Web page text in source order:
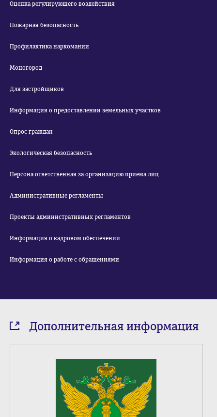
Оценка регулирующего воздействия
Пожарная безопасность
Профилактика наркомании
Моногород
Для застройщиков
Информация о предоставлении земельных участков
Опрос граждан
Экологическая безопасность
Персона ответственная за организацию приема лиц
Административные регламенты
Проекты административных регламентов
Информация о кадровом обеспечении
Информация о работе с обращениями
Дополнительная информация